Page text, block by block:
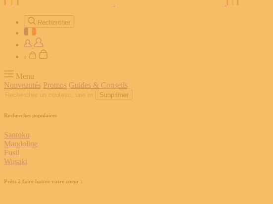
Rechercher
0
Menu
Nouveautés Promos Guides & Conseils
Supprimer
Recherches populaires
Santoku
Mandoline
Fusil
Wusaki
Prêts à faire battre votre coeur :